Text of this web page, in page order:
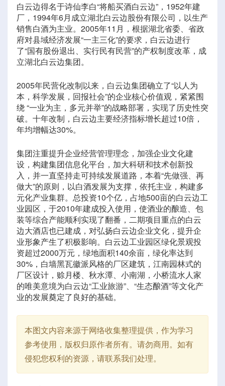
白云边得名于诗仙李白“将船买酒白云边”，1952年建
厂，1994年6月成立湖北白云边股份有限公司，以生产
销售白酒为主业。2005年11月，根据湖北省委、省政
府对县域经济发展“一主三化”的要求，白云边进行
了“国有股份退出、实行民有民营”的产权制度改革，成
立湖北白云边集团。
2005年民营化改制以来，白云边集团确立了“以人为
本，科学发展，回报社会”的企业核心价值观，紧紧围
绕 “一业为主，多元并举”的战略部署，实现了历史性突
破。十年改制，白云边主要经济指标增长超过10倍，
年均增幅达30%。
集团注重提升企业经营管理理念，加强企业文化建
设，构建集团信息化平台，加大科研和技术创新投
入，并一直坚持走可持续发展道路，本着“先做强、再
做大”的原则，以白酒发展为支撑，依托主业，构建多
元化产业集群。总投资10个亿，占地500亩的白云边工
业园区，于2010年建成投入使用，使酒业的酿造、包
装等综合产能顺利实现了翻番，二期项目重点的白云
边大酒店也已建成，对弘扬白云边企业文化，提升企
业形象产生了积极影响。白云边工业园区绿化景观投
资超过2000万元，绿地面积140余亩，绿化率达到
30%，白墙黑瓦徽派风格的厂区建筑，江南园林式的
厂区设计，赊月楼、秋水潭、小南湖，小桥流水人家
的唯美意境为白云边“工业旅游”、“生态酿酒”等文化产
业的发展奠定了良好的基础。
本图文内容来源于网络收集整理提供，作为学习
参考使用，版权归原作者所有。请勿商用。如有
侵犯您权利的资源，请联系我们处理。